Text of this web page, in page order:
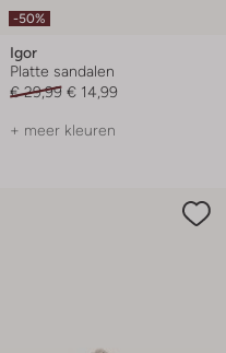
-50%
Igor
Platte sandalen
€ 29,99 € 14,99
+ meer kleuren